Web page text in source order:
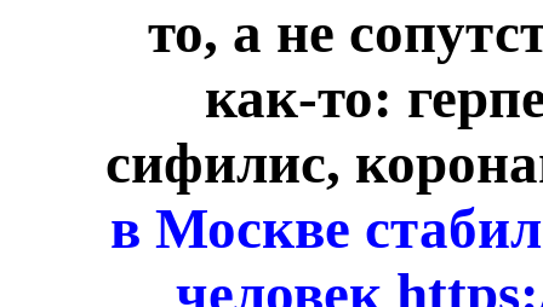
то, а не
как-то:
сифилис,
в Москве
человек